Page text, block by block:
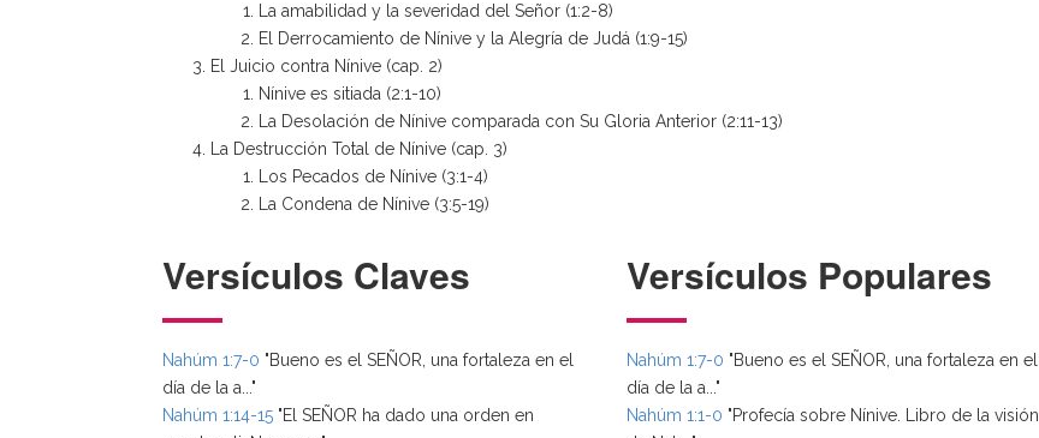
La amabilidad y la severidad del Señor (1:2-8)
El Derrocamiento de Nínive y la Alegría de Judá (1:9-15)
El Juicio contra Nínive (cap. 2)
Nínive es sitiada (2:1-10)
La Desolación de Nínive comparada con Su Gloria Anterior (2:11-13)
La Destrucción Total de Nínive (cap. 3)
Los Pecados de Nínive (3:1-4)
La Condena de Nínive (3:5-19)
Versículos Claves
Nahúm 1:7-0 "Bueno es el SEÑOR, una fortaleza en el
día de la a..."
Nahúm 1:14-15 "El SEÑOR ha dado una orden en
Versículos Populares
Nahúm 1:7-0 "Bueno es el SEÑOR, una fortaleza en el
día de la a..."
Nahúm 1:1-0 "Profecía sobre Nínive. Libro de la visión